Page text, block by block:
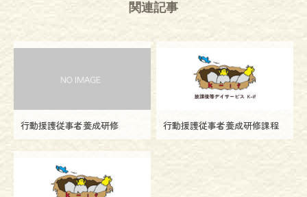
関連記事
行動援護従事者養成研修 行動援護従事者養成研修課程